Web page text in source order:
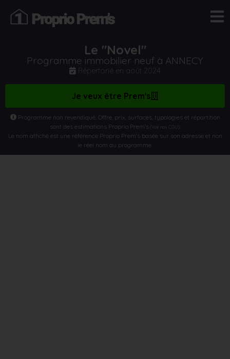
Le "Novel"
Programme immobilier neuf à ANNECY
Répertorié en août 2024
Je veux être Prem's
Programme non revendiqué. Offre, prix, surfaces, typologies et répartition
sont des estimations Proprio Prem’s(Voir nos CGU)
Le nom affiché est une référence Proprio Prem’s basée sur son adresse et non
le réel nom du programme.